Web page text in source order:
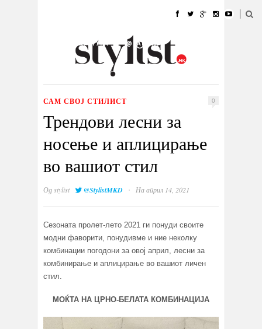
УБАВИНА
КУЛТУРА @РАБОТА
ИЗЛОГ
САМ СВОЈ СТИЛИСТ 0
Трендови лесни за
носење и аплицирање
во вашиот стил
Одstylist @StylistMKD · На април 14, 2021
Сезоната пролет-лето 2021 ги понуди своите
модни фаворити, понудивме и ние неколку
комбинации погодони за овој април, лесни за
комбинирање и аплицирање во вашиот личен
стил.
МОЌТА НА ЦРНО-БЕЛАТА КОМБИНАЦИЈА